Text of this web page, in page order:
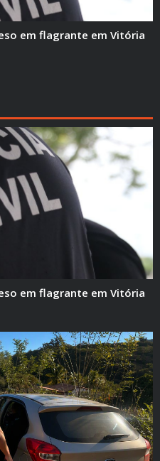
em flagrante em Vitória
em flagrante em Vitória